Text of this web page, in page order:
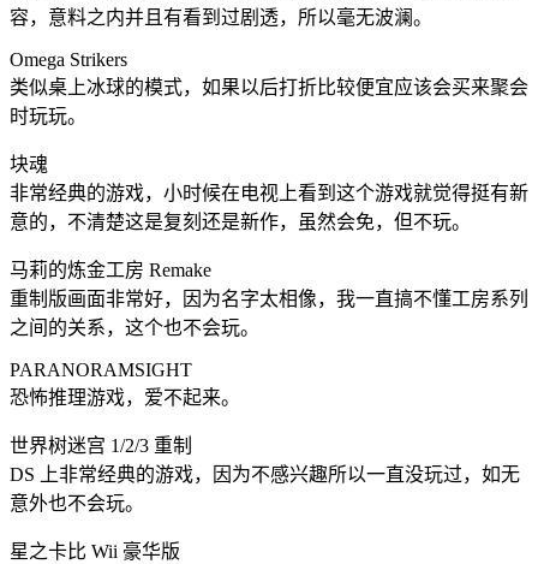
容，意料之内并且有看到过剧透，所以毫无波澜。
Omega Strikers
类似桌上冰球的模式，如果以后打折比较便宜应该会买来聚会
时玩玩。
块魂
非常经典的游戏，小时候在电视上看到这个游戏就觉得挺有新
意的，不清楚这是复刻还是新作，虽然会免，但不玩。
马莉的炼金工房 Remake
重制版画面非常好，因为名字太相像，我一直搞不懂工房系列
之间的关系，这个也不会玩。
PARANORAMSIGHT
恐怖推理游戏，爱不起来。
世界树迷宫 1/2/3 重制
DS 上非常经典的游戏，因为不感兴趣所以一直没玩过，如无
意外也不会玩。
星之卡比 Wii 豪华版